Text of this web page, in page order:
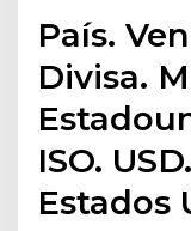
País.
Divisa.
ISO.
Estados